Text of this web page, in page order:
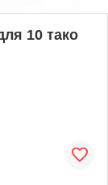
10 тако